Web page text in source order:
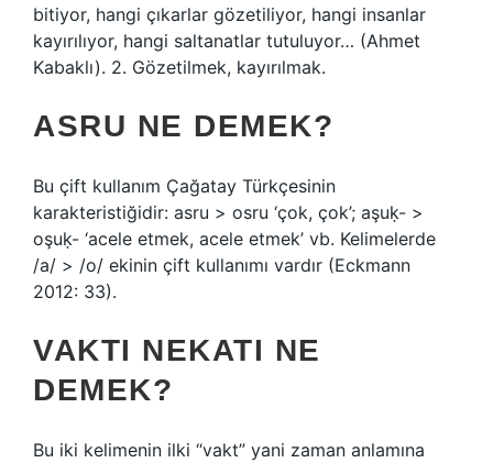
bitiyor, hangi çıkarlar gözetiliyor, hangi insanlar
kayırılıyor, hangi saltanatlar tutuluyor… (Ahmet
Kabaklı). 2. Gözetilmek, kayırılmak.
ASRU NE DEMEK?
Bu çift kullanım Çağatay Türkçesinin
karakteristiğidir: asru > osru ‘çok, çok’; aşuḳ- >
oşuḳ- ‘acele etmek, acele etmek’ vb. Kelimelerde
/a/ > /o/ ekinin çift kullanımı vardır (Eckmann
2012: 33).
VAKTI NEKATI NE
DEMEK?
Bu iki kelimenin ilki “vakt” yani zaman anlamına